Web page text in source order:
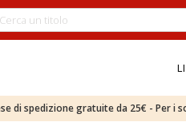
di spedizione gratuite da 25€ - Per